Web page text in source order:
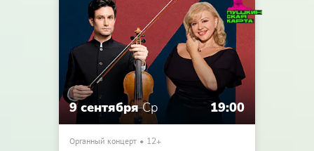
9 сентября Ср 19:00
Органный концерт 12+